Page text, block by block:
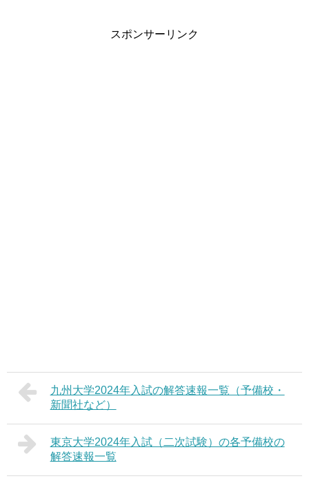
スポンサーリンク
九州大学2024年入試の解答速報一覧（予備校・
新聞社など）
東京大学2024年入試（二次試験）の各予備校の
解答速報一覧